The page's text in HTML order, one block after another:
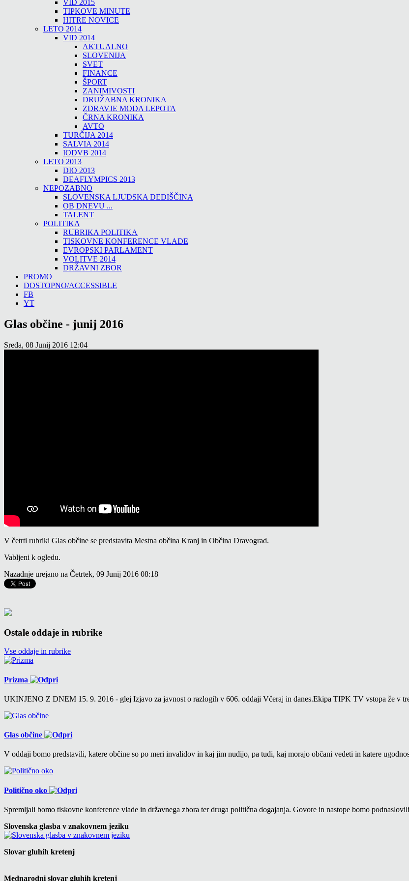
VID 2015
TIPKOVE MINUTE
HITRE NOVICE
LETO 2014
VID 2014
AKTUALNO
SLOVENIJA
SVET
FINANCE
ŠPORT
ZANIMIVOSTI
DRUŽABNA KRONIKA
ZDRAVJE MODA LEPOTA
ČRNA KRONIKA
AVTO
TURČIJA 2014
SALVIA 2014
IODVB 2014
LETO 2013
DIO 2013
DEAFLYMPICS 2013
NEPOZABNO
SLOVENSKA LJUDSKA DEDIŠČINA
OB DNEVU ...
TALENT
POLITIKA
RUBRIKA POLITIKA
TISKOVNE KONFERENCE VLADE
EVROPSKI PARLAMENT
VOLITVE 2014
DRŽAVNI ZBOR
PROMO
DOSTOPNO/ACCESSIBLE
FB
YT
Glas občine - junij 2016
Sreda, 08 Junij 2016 12:04
V četrti rubriki Glas občine se predstavita Mestna občina Kranj in Občina Dravograd.
Vabljeni k ogledu.
Nazadnje urejano na Četrtek, 09 Junij 2016 08:18
Ostale oddaje in rubrike
Vse oddaje in rubrike
Prizma
UKINJENO Z DNEM 15. 9. 2016 - glej Izjavo za javnost o razlogih v 606. oddaji Včeraj in danes.Ekipa TIPK TV vstopa že v
Glas občine
V oddaji bomo predstavili, katere občine so po meri invalidov in kaj jim nudijo, pa tudi, kaj morajo občani vedeti in katere
Politično oko
Spremljali bomo tiskovne konference vlade in državnega zbora ter druga politična dogajanja. Govore in nastope bomo
Slovenska glasba v znakovnem jeziku
Slovar gluhih kretenj
Mednarodni slovar gluhih kretenj